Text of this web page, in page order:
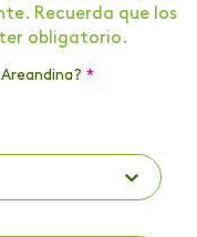
Recuerda que los
obligatorio.
*